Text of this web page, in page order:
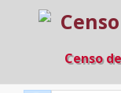
Censo